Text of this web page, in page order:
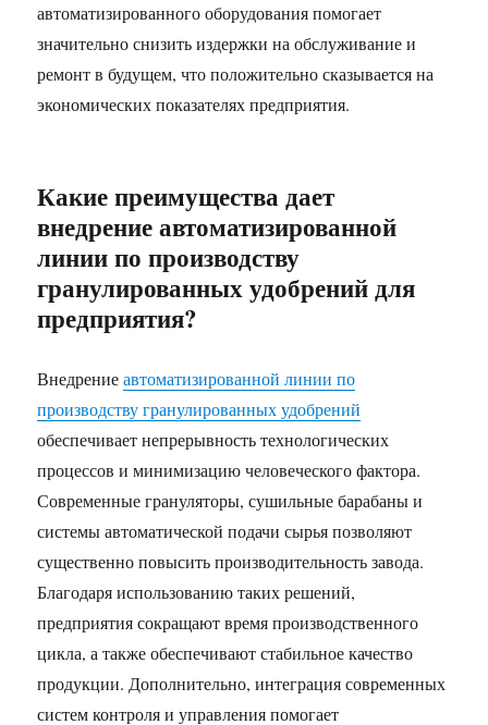
автоматизированного оборудования помогает
значительно снизить издержки на обслуживание и
ремонт в будущем, что положительно сказывается на
экономических показателях предприятия.
Какие преимущества дает
внедрение автоматизированной
линии по производству
гранулированных удобрений для
предприятия?
Внедрениеавтоматизированной линии по
производству гранулированных удобрений
обеспечивает непрерывность технологических
процессов и минимизацию человеческого фактора.
Современные грануляторы, сушильные барабаны и
системы автоматической подачи сырья позволяют
существенно повысить производительность завода.
Благодаря использованию таких решений,
предприятия сокращают время производственного
цикла, а также обеспечивают стабильное качество
продукции. Дополнительно, интеграция современных
систем контроля и управления помогает